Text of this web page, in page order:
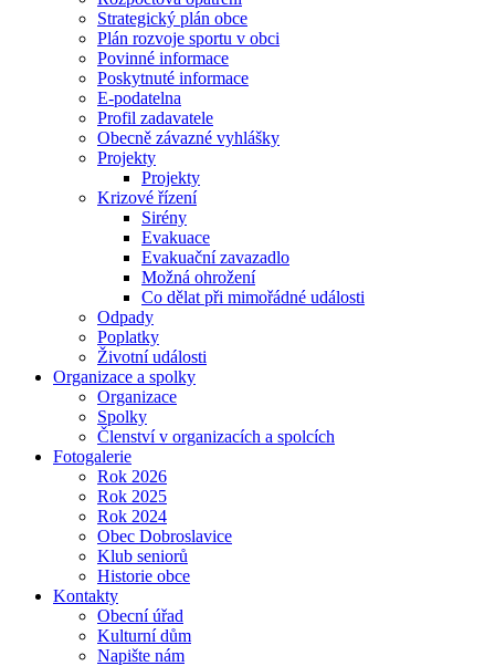
Strategický plán obce
Plán rozvoje sportu v obci
Povinné informace
Poskytnuté informace
E-podatelna
Profil zadavatele
Obecně závazné vyhlášky
Projekty
Projekty
Krizové řízení
Sirény
Evakuace
Evakuační zavazadlo
Možná ohrožení
Co dělat při mimořádné události
Odpady
Poplatky
Životní události
Organizace a spolky
Organizace
Spolky
Členství v organizacích a spolcích
Fotogalerie
Rok 2026
Rok 2025
Rok 2024
Obec Dobroslavice
Klub seniorů
Historie obce
Kontakty
Obecní úřad
Kulturní dům
Napište nám